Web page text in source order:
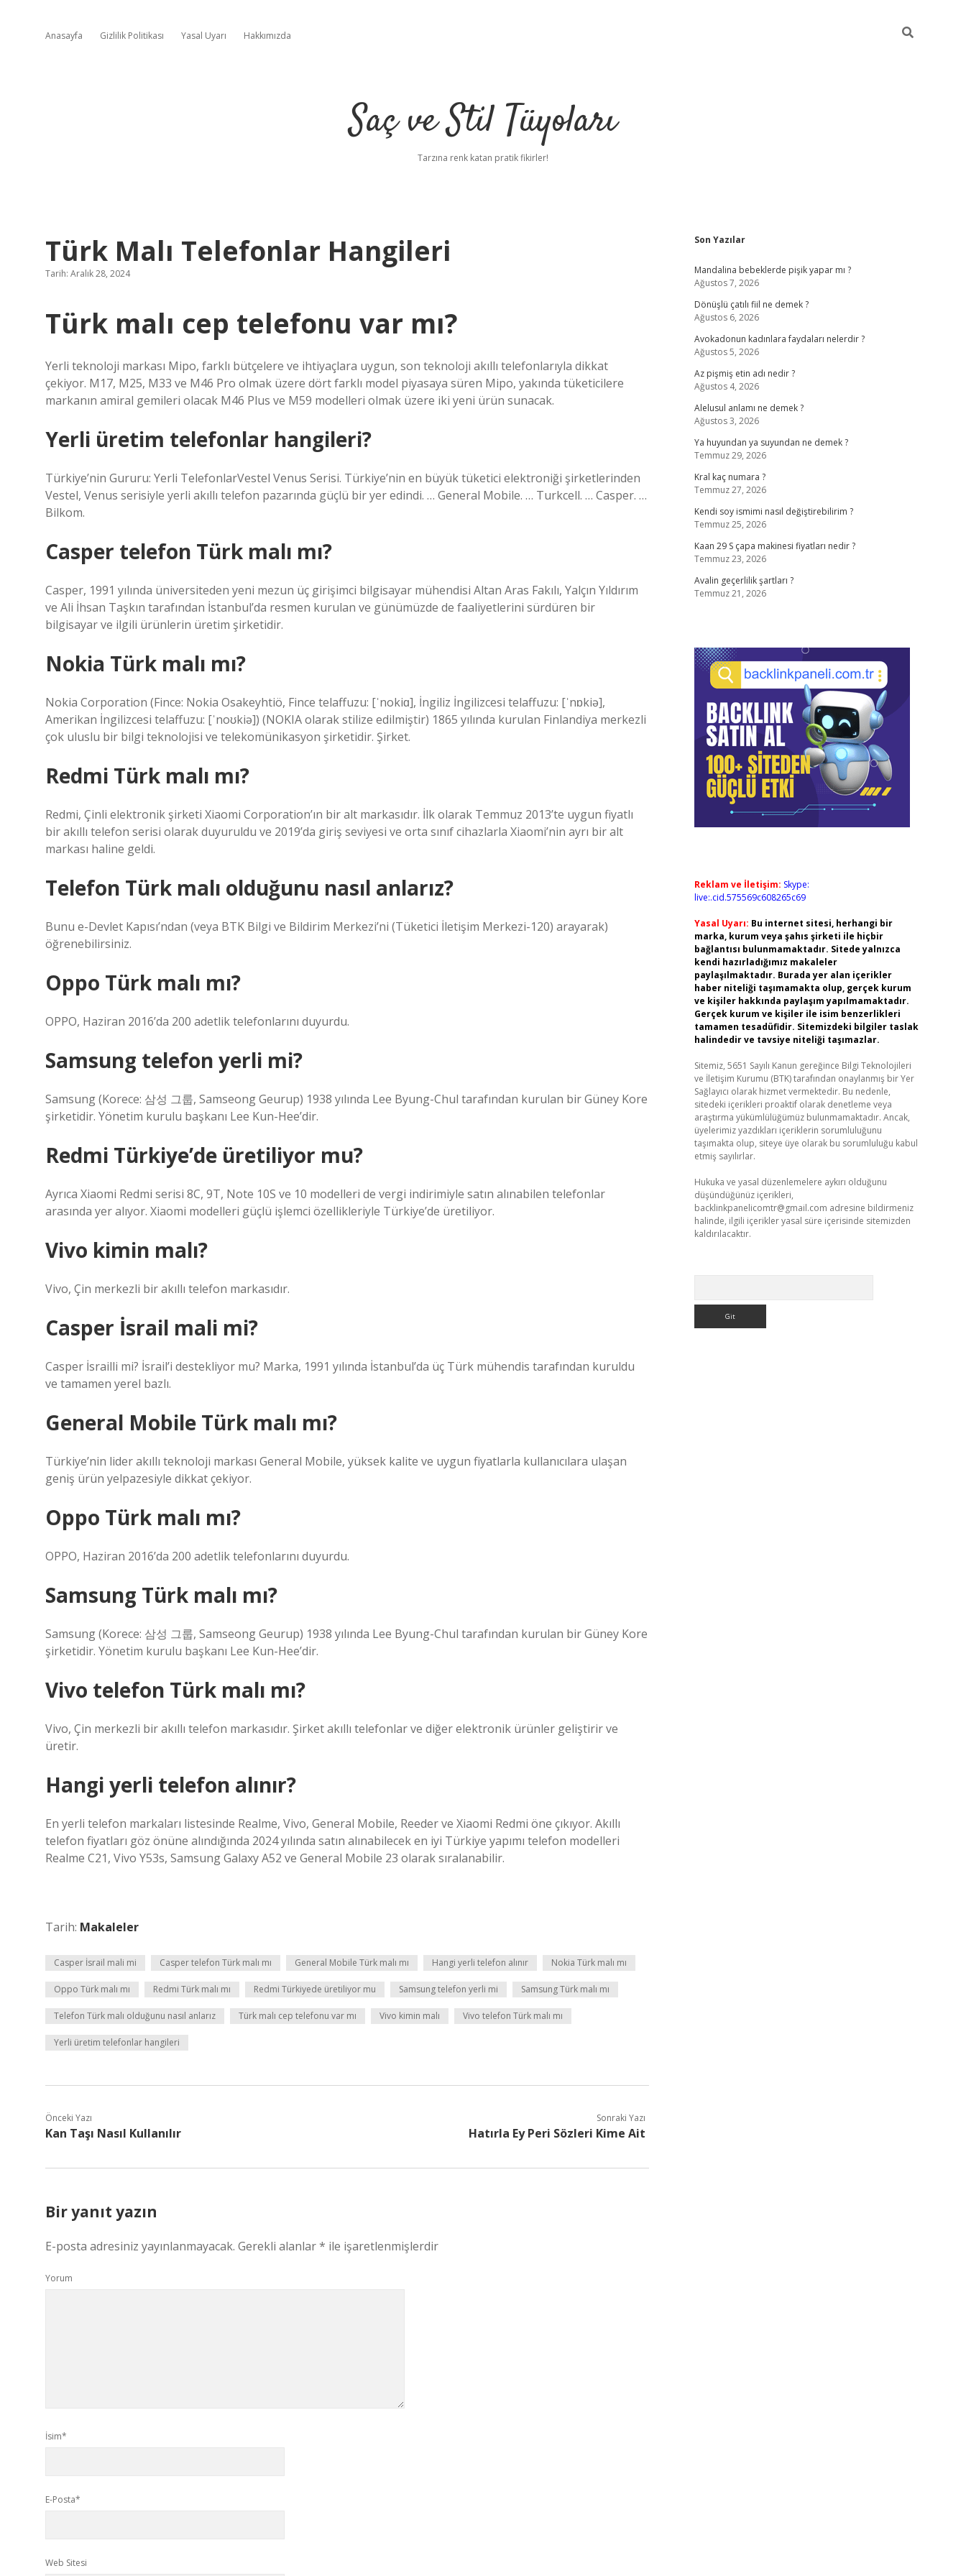
Anasayfa Gizlilik Politikası Yasal Uyarı Hakkımızda
Saç ve Stil Tüyoları
Tarzına renk katan pratik fikirler!
Türk Malı Telefonlar Hangileri
Tarih: Aralık 28, 2024
Türk malı cep telefonu var mı?
Yerli teknoloji markası Mipo, farklı bütçelere ve ihtiyaçlara uygun, son teknoloji akıllı telefonlarıyla dikkat
çekiyor. M17, M25, M33 ve M46 Pro olmak üzere dört farklı model piyasaya süren Mipo, yakında tüketicilere
markanın amiral gemileri olacak M46 Plus ve M59 modelleri olmak üzere iki yeni ürün sunacak.
Yerli üretim telefonlar hangileri?
Türkiye’nin Gururu: Yerli TelefonlarVestel Venus Serisi. Türkiye’nin en büyük tüketici elektroniği şirketlerinden
Vestel, Venus serisiyle yerli akıllı telefon pazarında güçlü bir yer edindi. … General Mobile. … Turkcell. … Casper. …
Bilkom.
Casper telefon Türk malı mı?
Casper, 1991 yılında üniversiteden yeni mezun üç girişimci bilgisayar mühendisi Altan Aras Fakılı, Yalçın Yıldırım
ve Ali İhsan Taşkın tarafından İstanbul’da resmen kurulan ve günümüzde de faaliyetlerini sürdüren bir
bilgisayar ve ilgili ürünlerin üretim şirketidir.
Nokia Türk malı mı?
Nokia Corporation (Fince: Nokia Osakeyhtiö, Fince telaffuzu: [ˈnokiɑ], İngiliz İngilizcesi telaffuzu: [ˈnɒkiə],
Amerikan İngilizcesi telaffuzu: [ˈnoʊkiə]) (NOKIA olarak stilize edilmiştir) 1865 yılında kurulan Finlandiya merkezli
çok uluslu bir bilgi teknolojisi ve telekomünikasyon şirketidir. Şirket.
Redmi Türk malı mı?
Redmi, Çinli elektronik şirketi Xiaomi Corporation’ın bir alt markasıdır. İlk olarak Temmuz 2013’te uygun fiyatlı
bir akıllı telefon serisi olarak duyuruldu ve 2019’da giriş seviyesi ve orta sınıf cihazlarla Xiaomi’nin ayrı bir alt
markası haline geldi.
Telefon Türk malı olduğunu nasıl anlarız?
Bunu e-Devlet Kapısı’ndan (veya BTK Bilgi ve Bildirim Merkezi’ni (Tüketici İletişim Merkezi-120) arayarak)
öğrenebilirsiniz.
Oppo Türk malı mı?
OPPO, Haziran 2016’da 200 adetlik telefonlarını duyurdu.
Samsung telefon yerli mi?
Samsung (Korece: 삼성 그룹, Samseong Geurup) 1938 yılında Lee Byung-Chul tarafından kurulan bir Güney Kore
şirketidir. Yönetim kurulu başkanı Lee Kun-Hee’dir.
Redmi Türkiye’de üretiliyor mu?
Ayrıca Xiaomi Redmi serisi 8C, 9T, Note 10S ve 10 modelleri de vergi indirimiyle satın alınabilen telefonlar
arasında yer alıyor. Xiaomi modelleri güçlü işlemci özellikleriyle Türkiye’de üretiliyor.
Vivo kimin malı?
Vivo, Çin merkezli bir akıllı telefon markasıdır.
Casper İsrail mali mi?
Casper İsrailli mi? İsrail’i destekliyor mu? Marka, 1991 yılında İstanbul’da üç Türk mühendis tarafından kuruldu
ve tamamen yerel bazlı.
General Mobile Türk malı mı?
Türkiye’nin lider akıllı teknoloji markası General Mobile, yüksek kalite ve uygun fiyatlarla kullanıcılara ulaşan
geniş ürün yelpazesiyle dikkat çekiyor.
Oppo Türk malı mı?
OPPO, Haziran 2016’da 200 adetlik telefonlarını duyurdu.
Samsung Türk malı mı?
Samsung (Korece: 삼성 그룹, Samseong Geurup) 1938 yılında Lee Byung-Chul tarafından kurulan bir Güney Kore
şirketidir. Yönetim kurulu başkanı Lee Kun-Hee’dir.
Vivo telefon Türk malı mı?
Vivo, Çin merkezli bir akıllı telefon markasıdır. Şirket akıllı telefonlar ve diğer elektronik ürünler geliştirir ve
üretir.
Hangi yerli telefon alınır?
En yerli telefon markaları listesinde Realme, Vivo, General Mobile, Reeder ve Xiaomi Redmi öne çıkıyor. Akıllı
telefon fiyatları göz önüne alındığında 2024 yılında satın alınabilecek en iyi Türkiye yapımı telefon modelleri
Realme C21, Vivo Y53s, Samsung Galaxy A52 ve General Mobile 23 olarak sıralanabilir.
Tarih: Makaleler
Casper İsrail mali mi Casper telefon Türk malı mı General Mobile Türk malı mı Hangi yerli telefon alınır Nokia Türk malı mı
Oppo Türk malı mı Redmi Türk malı mı Redmi Türkiyede üretiliyor mu Samsung telefon yerli mi Samsung Türk malı mı
Telefon Türk malı olduğunu nasıl anlarız Türk malı cep telefonu var mı Vivo kimin malı Vivo telefon Türk malı mı
Yerli üretim telefonlar hangileri
Önceki Yazı
Kan Taşı Nasıl Kullanılır
Sonraki Yazı
Hatırla Ey Peri Sözleri Kime Ait
Bir yanıt yazın
E-posta adresiniz yayınlanmayacak. Gerekli alanlar* ile işaretlenmişlerdir
Yorum
İsim*
E-Posta*
Web Sitesi
Sidebar
Son Yazılar
Mandalina bebeklerde pişik yapar mı ?
Ağustos 7, 2026
Dönüşlü çatılı fiil ne demek ?
Ağustos 6, 2026
Avokadonun kadınlara faydaları nelerdir ?
Ağustos 5, 2026
Az pişmiş etin adı nedir ?
Ağustos 4, 2026
Alelusul anlamı ne demek ?
Ağustos 3, 2026
Ya huyundan ya suyundan ne demek ?
Temmuz 29, 2026
Kral kaç numara ?
Temmuz 27, 2026
Kendi soy ismimi nasıl değiştirebilirim ?
Temmuz 25, 2026
Kaan 29 S çapa makinesi fiyatları nedir ?
Temmuz 23, 2026
Avalin geçerlilik şartları ?
Temmuz 21, 2026
Reklam ve İletişim: Skype:
live:.cid.575569c608265c69
Yasal Uyarı: Bu internet sitesi, herhangi bir
marka, kurum veya şahıs şirketi ile hiçbir
bağlantısı bulunmamaktadır. Sitede yalnızca
kendi hazırladığımız makaleler
paylaşılmaktadır. Burada yer alan içerikler
haber niteliği taşımamakta olup, gerçek kurum
ve kişiler hakkında paylaşım yapılmamaktadır.
Gerçek kurum ve kişiler ile isim benzerlikleri
tamamen tesadüfidir. Sitemizdeki bilgiler taslak
halindedir ve tavsiye niteliği taşımazlar.
Sitemiz, 5651 Sayılı Kanun gereğince Bilgi Teknolojileri
ve İletişim Kurumu (BTK) tarafından onaylanmış bir Yer
Sağlayıcı olarak hizmet vermektedir. Bu nedenle,
sitedeki içerikleri proaktif olarak denetleme veya
araştırma yükümlülüğümüz bulunmamaktadır. Ancak,
üyelerimiz yazdıkları içeriklerin sorumluluğunu
taşımakta olup, siteye üye olarak bu sorumluluğu kabul
etmiş sayılırlar.
Hukuka ve yasal düzenlemelere aykırı olduğunu
düşündüğünüz içerikleri,
backlinkpanelicomtr@gmail.com adresine bildirmeniz
halinde, ilgili içerikler yasal süre içerisinde sitemizden
kaldırılacaktır.